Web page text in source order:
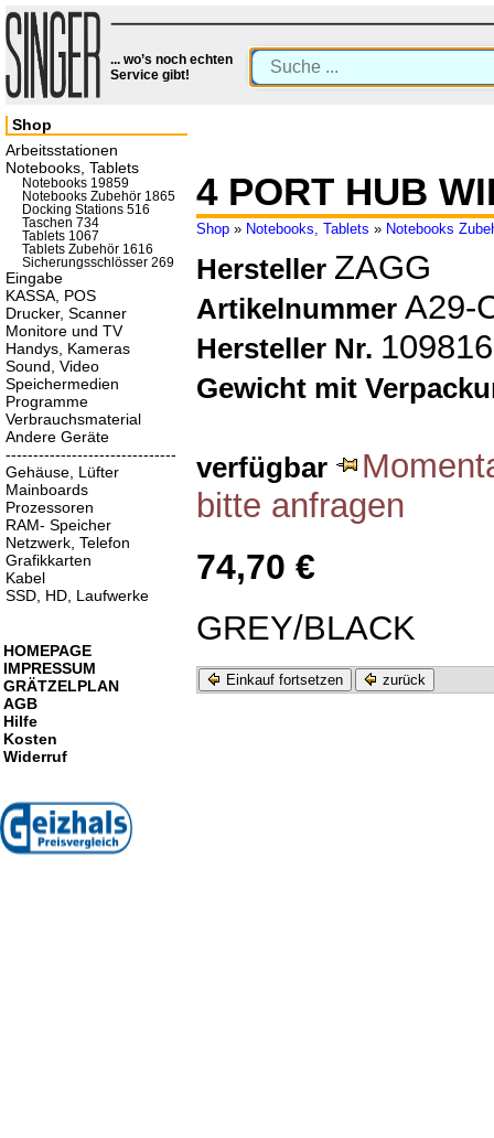
... wo’s noch echten
Service gibt!
4 PORT HUB
Shop » Notebooks, Tablets » Notebooks
Hersteller ZAGG
Artikelnummer A29-
Hersteller Nr.
Gewicht mit
verfügbar
bitte anfragen
74,70 €
GREY/BLACK
Einkauf fortsetzen zurück
Shop
Arbeitsstationen
Notebooks, Tablets
Notebooks 19859
Notebooks Zubehör 1865
Docking Stations 516
Taschen 734
Tablets 1067
Tablets Zubehör 1616
Sicherungsschlösser 269
Eingabe
KASSA, POS
Drucker, Scanner
Monitore und TV
Handys, Kameras
Sound, Video
Speichermedien
Programme
Verbrauchsmaterial
Andere Geräte
-------------------------------
Gehäuse, Lüfter
Mainboards
Prozessoren
RAM- Speicher
Netzwerk, Telefon
Grafikkarten
Kabel
SSD, HD, Laufwerke
HOMEPAGE
IMPRESSUM
GRÄTZELPLAN
AGB
Hilfe
Kosten
Widerruf